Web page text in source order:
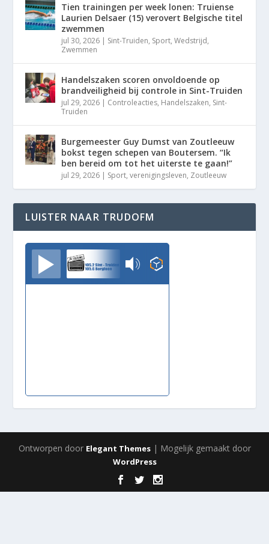
Tien trainingen per week lonen: Truiense
Laurien Delsaer (15) verovert Belgische titel
zwemmen
jul 30, 2026 | Sint-Truiden, Sport,Wedstrijd,
Zwemmen
Handelszaken scoren onvoldoende op
brandveiligheid bij controle in Sint-Truiden
jul 29, 2026 | Controleacties, Handelszaken, Sint-
Truiden
Burgemeester Guy Dumst van Zoutleeuw
bokst tegen schepen van Boutersem. “Ik
ben bereid om tot het uiterste te gaan!”
jul 29, 2026 | Sport,verenigingsleven, Zoutleeuw
LUISTER NAAR TRUDOFM
TrudoFM
Ontworpen door Elegant Themes| Mogelijk gemaakt door
WordPress